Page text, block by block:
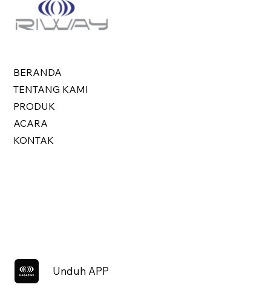
BERANDA
TENTANG KAMI
PRODUK
ACARA
KONTAK
Unduh APP